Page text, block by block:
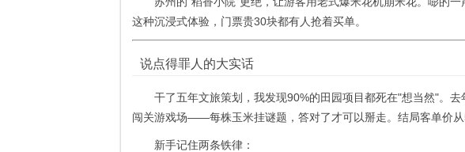
这种沉浸式体验，门票贵30块都有人抢着买单。
说点得罪人的大实话
干了五年文旅策划，我发现90%的田园项目都死在"想当然"。
闯关游戏场——每株玉米挂谜题，答对了才可以掰走。结局客单价从
新手记住两条铁律：